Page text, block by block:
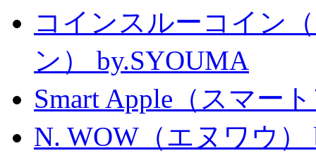
コインスルーコイン
ン） by.SYOUMA
Smart Apple（スマー
N. WOW（エヌワウ）